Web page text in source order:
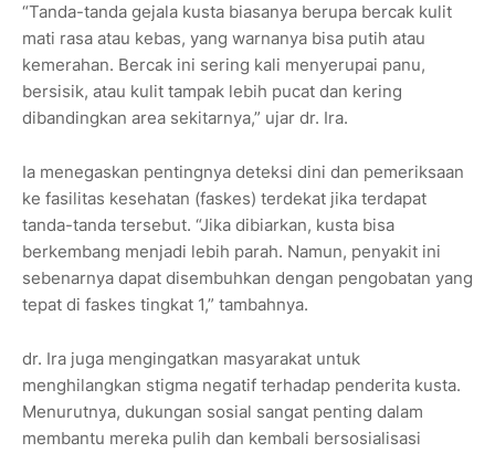
“Tanda-tanda gejala kusta biasanya berupa bercak kulit
mati rasa atau kebas, yang warnanya bisa putih atau
kemerahan. Bercak ini sering kali menyerupai panu,
bersisik, atau kulit tampak lebih pucat dan kering
dibandingkan area sekitarnya,” ujar dr. Ira.
Ia menegaskan pentingnya deteksi dini dan pemeriksaan
ke fasilitas kesehatan (faskes) terdekat jika terdapat
tanda-tanda tersebut. “Jika dibiarkan, kusta bisa
berkembang menjadi lebih parah. Namun, penyakit ini
sebenarnya dapat disembuhkan dengan pengobatan yang
tepat di faskes tingkat 1,” tambahnya.
dr. Ira juga mengingatkan masyarakat untuk
menghilangkan stigma negatif terhadap penderita kusta.
Menurutnya, dukungan sosial sangat penting dalam
membantu mereka pulih dan kembali bersosialisasi